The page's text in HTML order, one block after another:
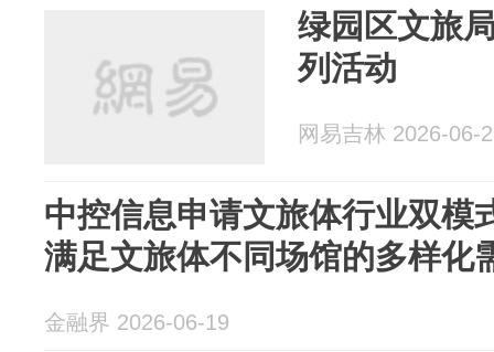
绿园区文旅
列活动
网易吉林 2026-06-
中控信息申请文旅体行业双模
满足文旅体不同场馆的多样化
金融界 2026-06-19